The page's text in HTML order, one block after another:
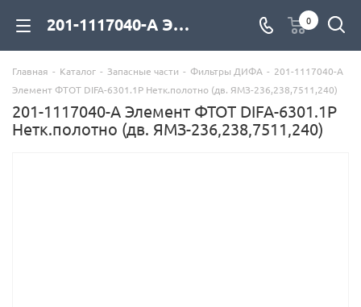
201-1117040-А Элемент ФТОТ DIFA-6301.1Р Нетк.полотно (дв. ЯМЗ-236,238,7511,240) для дизельных двигателей купить со склада с доставкой по цене официального дилера - компания Дизель Экспорт 0
Главная - Каталог - Запасные части - Фильтры ДИФА - 201-1117040-А
Элемент ФТОТ DIFA-6301.1Р Нетк.полотно (дв. ЯМЗ-236,238,7511,240)
201-1117040-А Элемент ФТОТ DIFA-6301.1Р
Нетк.полотно (дв. ЯМЗ-236,238,7511,240)